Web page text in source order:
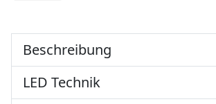
Beschreibung
LED Technik